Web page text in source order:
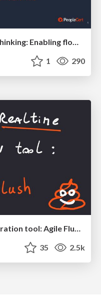
DevOps and Value Stream Thinking: Enabling flow, efficiency and business value
1 290
35 2.5k